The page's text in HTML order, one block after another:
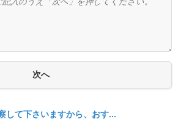
して下さいますから、おす...